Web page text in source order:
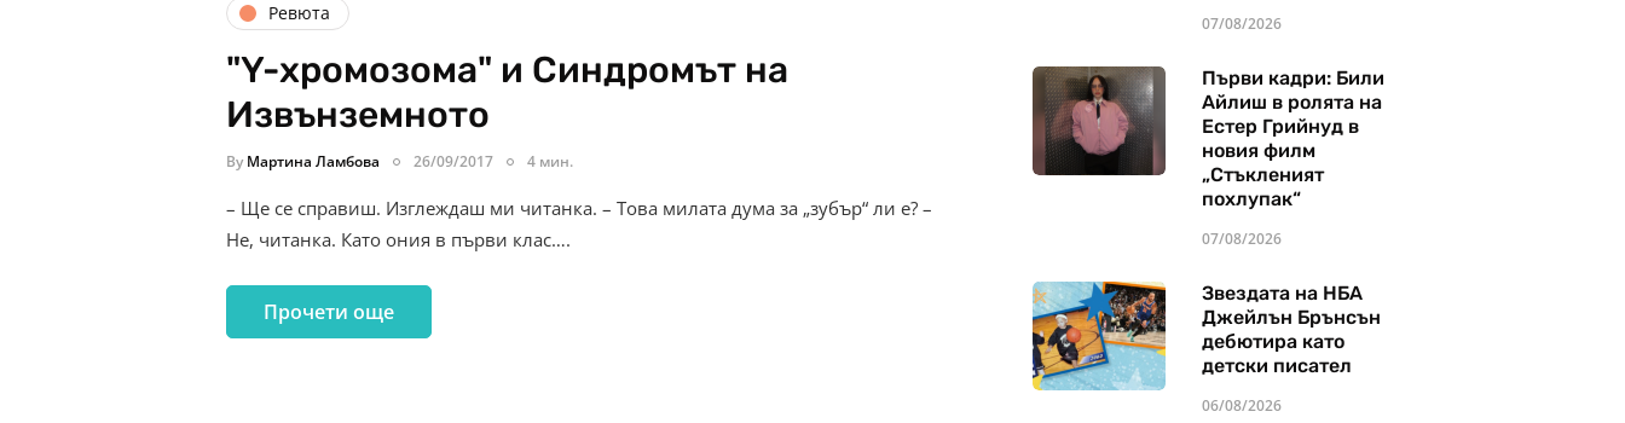
Ревюта
"Y-хромозома" и Синдромът на
Извънземното
By Мартина Ламбова 26/09/2017 4 мин.
– Ще се справиш. Изглеждаш ми читанка. – Това милата дума за „зубър“ ли е? –
Не, читанка. Като ония в първи клас….
Прочети още
07/08/2026
Първи кадри: Били
Айлиш в ролята на
Естер Грийнуд в
новия филм
„Стъкленият
похлупак“
07/08/2026
Звездата на НБА
Джейлън Брънсън
дебютира като
детски писател
06/08/2026